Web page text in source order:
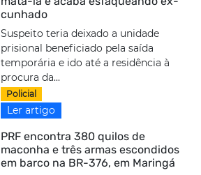
cunhado
Suspeito teria deixado a unidade
prisional beneficiado pela saída
temporária e ido até a residência à
procura da...
Policial
Ler artigo
PRF encontra 380 quilos de
maconha e três armas escondidos
em barco na BR-376, em Maringá